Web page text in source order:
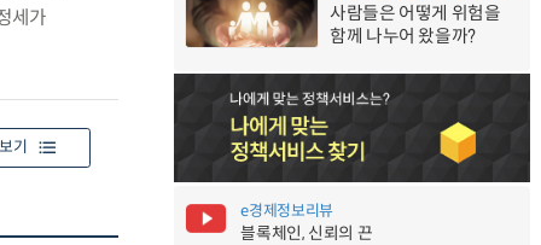
세가
기
사람들은 어떻게 위험을
함께 나누어 왔을까?
e경제정보리뷰
블록체인, 신뢰의 끈